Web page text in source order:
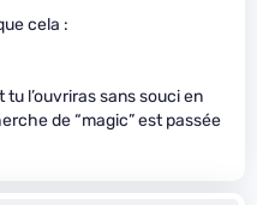
cela :
l’ouvriras sans souci en
de “magic” est passée